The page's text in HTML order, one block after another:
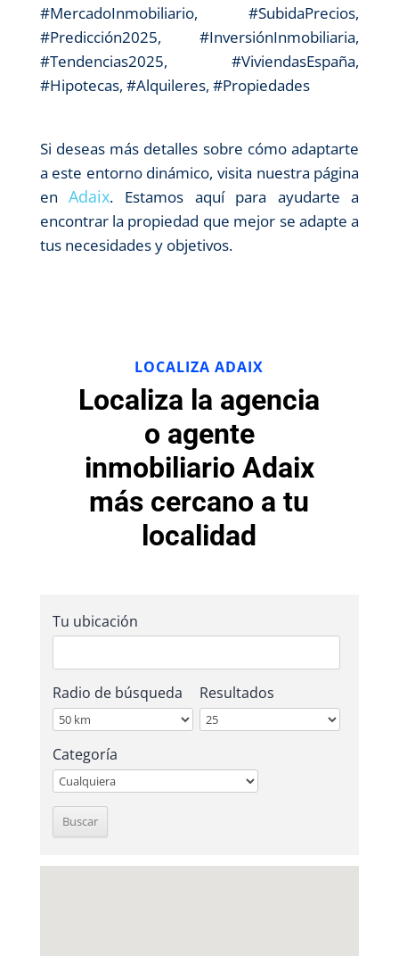
#MercadoInmobiliario, #SubidaPrecios,
#Predicción2025, #InversiónInmobiliaria,
#Tendencias2025, #ViviendasEspaña,
#Hipotecas, #Alquileres, #Propiedades
Si deseas más detalles sobre cómo adaptarte
a este entorno dinámico, visita nuestra página
enAdaix. Estamos aquí para ayudarte a
encontrar la propiedad que mejor se adapte a
tus necesidades y objetivos.
LOCALIZA ADAIX
Localiza la agencia
o agente
inmobiliario Adaix
más cercano a tu
localidad
Tu ubicación
Radio de búsqueda Resultados
Categoría